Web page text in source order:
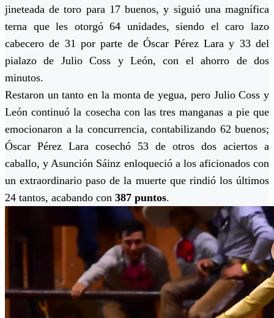
jineteada de toro para 17 buenos, y siguió una magnífica
terna que les otorgó 64 unidades, siendo el caro lazo
cabecero de 31 por parte de Óscar Pérez Lara y 33 del
pialazo de Julio Coss y León, con el ahorro de dos
minutos.
Restaron un tanto en la monta de yegua, pero Julio Coss y
León continuó la cosecha con las tres manganas a pie que
emocionaron a la concurrencia, contabilizando 62 buenos;
Óscar Pérez Lara cosechó 53 de otros dos aciertos a
caballo, y Asunción Sáinz enloqueció a los aficionados con
un extraordinario paso de la muerte que rindió los últimos
24 tantos, acabando con 387 puntos.